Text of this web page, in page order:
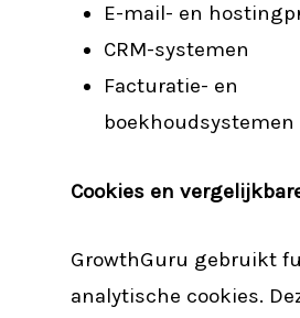
E-mail- en
CRM-systemen
Facturatie- en
boekhoudsystemen
Cookies en
GrowthGuru gebruikt
analytische cookies.